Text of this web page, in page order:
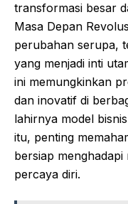
transformasi besar
Masa Depan
perubahan serupa,
yang menjadi inti
ini memungkinkan
dan inovatif di
lahirnya model
itu, penting
bersiap
percaya diri.